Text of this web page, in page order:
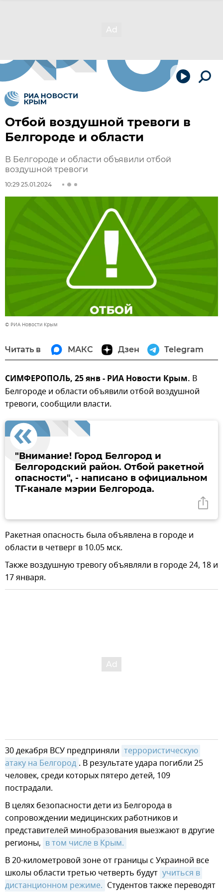
Отбой воздушной тревоги в
Белгороде и области
В Белгороде и области объявили отбой
воздушной тревоги
10:29 25.01.2024
© РИА Новости Крым
Читать в МАКС Дзен Telegram
СИМФЕРОПОЛЬ, 25 янв - РИА Новости Крым. В
Белгороде и области объявили отбой воздушной
тревоги, сообщили власти.
"Внимание! Город Белгород и
Белгородский район. Отбой ракетной
опасности", - написано в официальном
ТГ-канале мэрии Белгорода.
Ракетная опасность была объявлена в городе и
области в четверг в 10.05 мск.
Также воздушную тревогу объявляли в городе 24, 18 и
17 января.
30 декабря ВСУ предприняли террористическую
атаку на Белгород . В результате удара погибли 25
человек, среди которых пятеро детей, 109
пострадали.
В целях безопасности дети из Белгорода в
сопровождении медицинских работников и
представителей минобразования выезжают в другие
регионы, в том числе в Крым.
В 20-километровой зоне от границы с Украиной все
школы области третью четверть будут учиться в
дистанционном режиме. Студентов также переводят